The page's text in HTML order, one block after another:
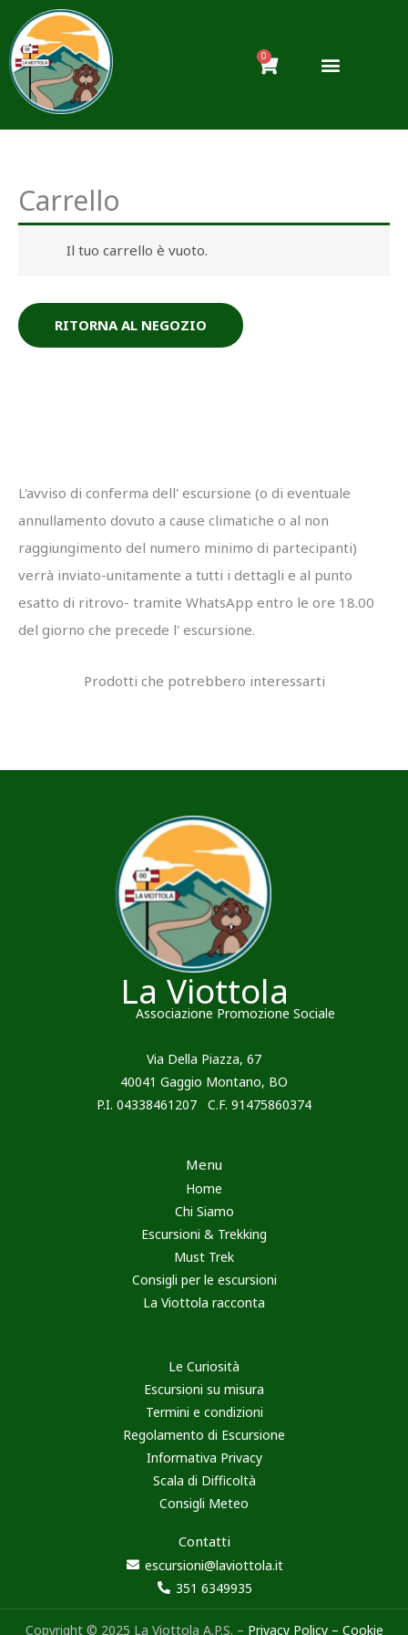
contenuto
0
Carrello
L'avviso di conferma dell' escursione (o di eventuale
annullamento dovuto a cause climatiche o al non
raggiungimento del numero minimo di partecipanti)
verrà inviato-unitamente a tutti i dettagli e al punto
esatto di ritrovo- tramite WhatsApp entro le ore 18.00
del giorno che precede l' escursione.
Prodotti che potrebbero interessarti
Gift Card Escursione
Gorgona
Gift Card Visita a
Carrello
Il tuo carrello è vuoto.
RITORNA AL NEGOZIO
La Viottola
Associazione Promozione Sociale
Via Della Piazza, 67
40041 Gaggio Montano, BO
P.I. 04338461207 C.F. 91475860374
Menu
Home
Chi Siamo
Escursioni & Trekking
Must Trek
Consigli per le escursioni
La Viottola racconta
Le Curiosità
Escursioni su misura
Termini e condizioni
Regolamento di Escursione
Informativa Privacy
Scala di Difficoltà
Consigli Meteo
Contatti
escursioni@laviottola.it
351 6349935
Copyright © 2025 La Viottola A.P.S. – Privacy Policy– Cookie